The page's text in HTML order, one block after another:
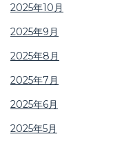
2025年10月
2025年9月
2025年8月
2025年7月
2025年6月
2025年5月